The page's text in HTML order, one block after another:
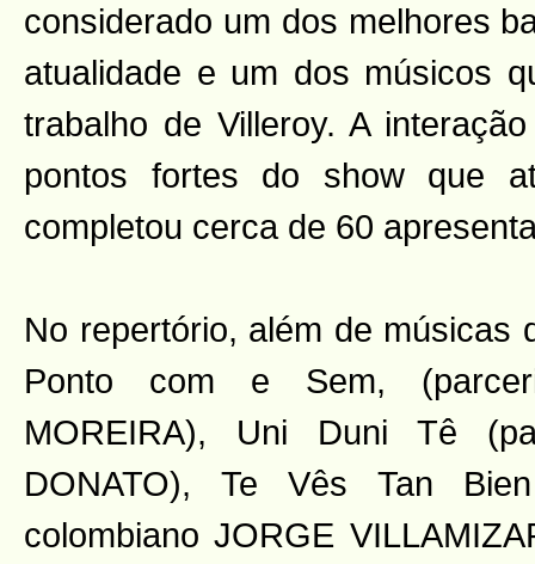
considerado um dos melhores
atualidade e um dos músicos
trabalho de Villeroy. A
pontos fortes do show que
completou cerca de 60
No repertório, além de músicas
Ponto com e Sem,
MOREIRA), Uni Duni Tê
DONATO), Te Vês Tan
colombiano JORGE